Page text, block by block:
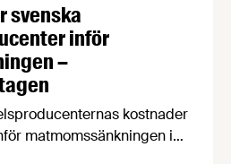
svenska
inför
–
kostnader
matmomssänkningen i